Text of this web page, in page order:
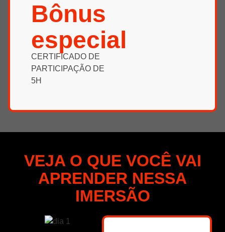
Bônus
especial
CERTIFICADO DE
PARTICIPAÇÃO DE
5H
VEJA O QUE VOCÊ VAI
APRENDER NESSA
IMERSÃO